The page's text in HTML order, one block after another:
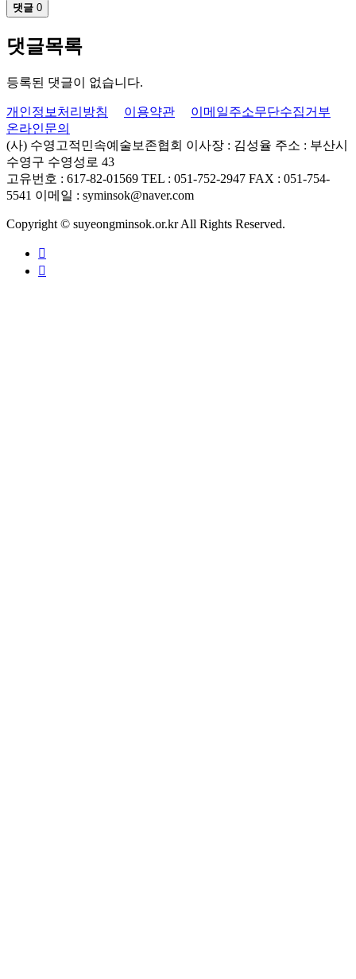
댓글 0
댓글목록
등록된 댓글이 없습니다.
개인정보처리방침 이용약관
이메일주소무단수집거부
온라인문의
(사) 수영고적민속예술보존협회 이사장 : 김성율 주소 : 부산시
수영구 수영성로 43
고유번호 : 617-82-01569 TEL : 051-752-2947 FAX : 051-754-
5541 이메일 : syminsok@naver.com
Copyright © suyeongminsok.or.kr All Rights Reserved.